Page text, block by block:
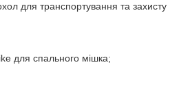
для транспортування та захисту
для спального мішка;